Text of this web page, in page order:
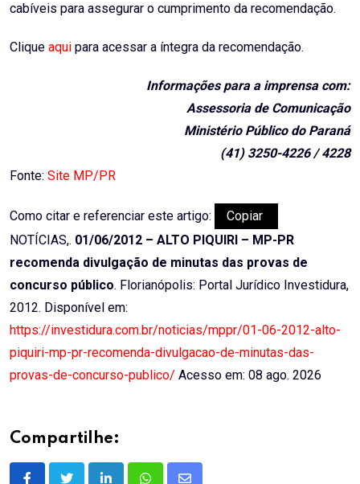
cabíveis para assegurar o cumprimento da recomendação.
Clique aqui para acessar a íntegra da recomendação.
Informações para a imprensa com:
Assessoria de Comunicação
Ministério Público do Paraná
(41) 3250-4226 / 4228
Fonte: Site MP/PR
Como citar e referenciar este artigo:
Copiar
NOTÍCIAS,. 01/06/2012 – ALTO PIQUIRI – MP-PR
recomenda divulgação de minutas das provas de
concurso público. Florianópolis: Portal Jurídico Investidura,
2012. Disponível em:
https://investidura.com.br/noticias/mppr/01-06-2012-alto-
piquiri-mp-pr-recomenda-divulgacao-de-minutas-das-
provas-de-concurso-publico/ Acesso em: 08 ago. 2026
Compartilhe: